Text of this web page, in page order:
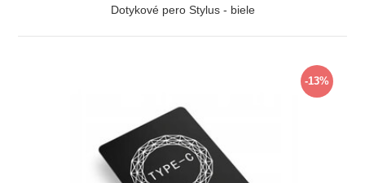
Dotykové pero Stylus - biele
-13%